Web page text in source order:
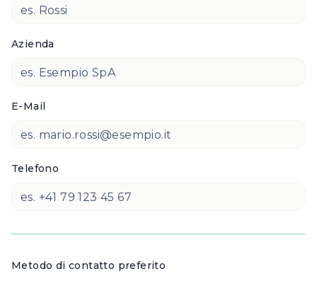
Azienda
E-Mail
Telefono
Metodo di contatto preferito